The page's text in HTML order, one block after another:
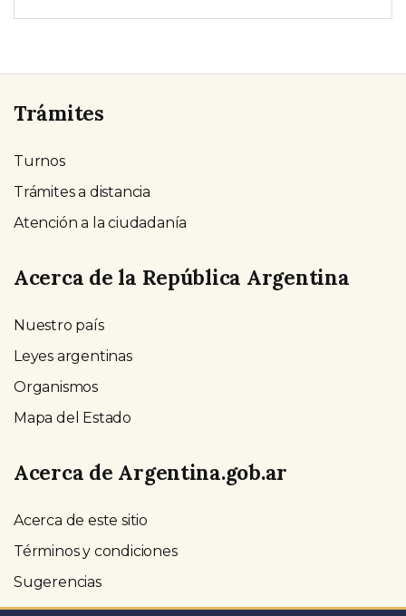
Trámites
Turnos
Trámites a distancia
Atención a la ciudadanía
Acerca de la República Argentina
Nuestro país
Leyes argentinas
Organismos
Mapa del Estado
Acerca de Argentina.gob.ar
Acerca de este sitio
Términos y condiciones
Sugerencias